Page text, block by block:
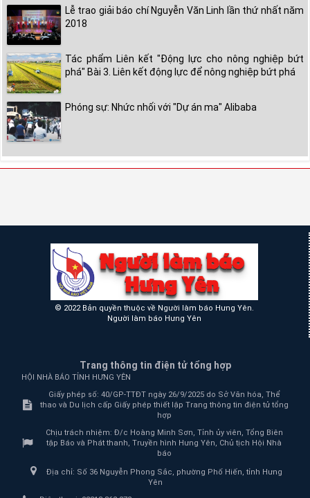
Lễ trao giải báo chí Nguyễn Văn Linh lần thứ nhất năm
2018
Tác phẩm Liên kết "Động lực cho nông nghiệp bứt
phá" Bài 3. Liên kết động lực để nông nghiệp bứt phá
Phóng sự: Nhức nhối với "Dự án ma" Alibaba
© 2022 Bản quyền thuộc về Người làm báo Hưng Yên.
Người làm báo Hưng Yên
Trang thông tin điện tử tổng hợp
HỘI NHÀ BÁO TỈNH HƯNG YÊN
Giấy phép số: 40/GP-TTĐT ngày 26/9/2025 do Sở Văn hóa, Thể
thao và Du lịch cấp Giấy phép thiết lập Trang thông tin điện tử tổng
hợp
Chịu trách nhiệm: Đ/c Hoàng Minh Sơn, Tỉnh ủy viên, Tổng Biên
tập Báo và Phát thanh, Truyền hình Hưng Yên, Chủ tịch Hội Nhà
báo
Địa chỉ: Số 36 Nguyễn Phong Sắc, phường Phố Hiến, tỉnh Hưng
Yên